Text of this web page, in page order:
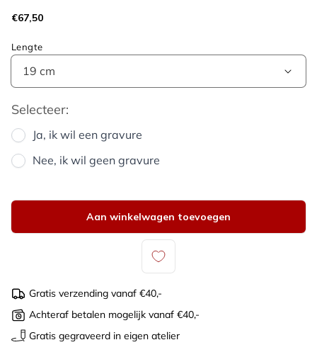
Normale
€67,50
Lengte
Selecteer:
Ja, ik wil een gravure
Nee, ik wil geen gravure
Aan winkelwagen toevoegen
Gratis verzending vanaf €40,-
Achteraf betalen mogelijk vanaf €40,-
Gratis gegraveerd in eigen atelier